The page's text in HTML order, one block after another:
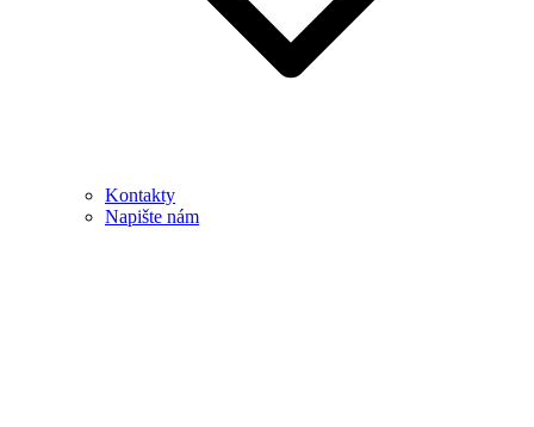
Kontakty
Napište nám